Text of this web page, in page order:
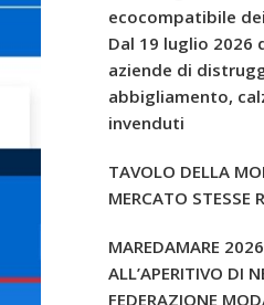
ecocompatibile
Dal 19 luglio 2026
aziende di
abbigliamento,
invenduti
TAVOLO DELLA
MERCATO STESSE
MAREDAMARE
ALL’APERITIVO DI
FEDERAZIONE